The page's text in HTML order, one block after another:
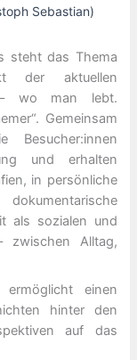
Sebastian)
steht das Thema
der aktuellen
– wo man lebt.
Gemeinsam
und erhalten
in persönliche
als sozialen und
zwischen Alltag,
einen
hinter den
auf das